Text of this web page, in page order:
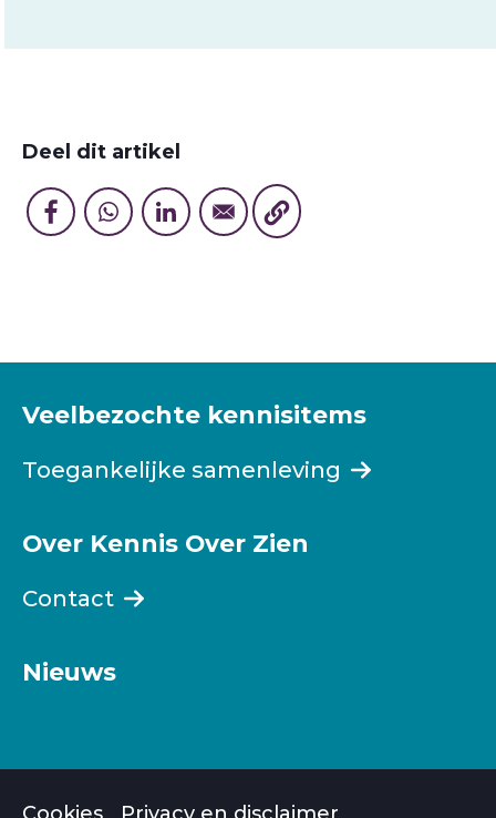
Deel dit artikel
Veelbezochte kennisitems
Toegankelijke samenleving
Over Kennis Over Zien
Contact
Nieuws